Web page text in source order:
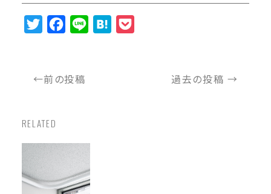
TwitterFacebook
Line Hatena
←前の投稿 過去の投稿 →
RELATED